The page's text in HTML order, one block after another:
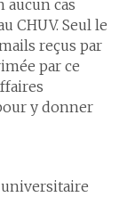
cas
CHUV. Seul le
reçus par
par ce
y donner